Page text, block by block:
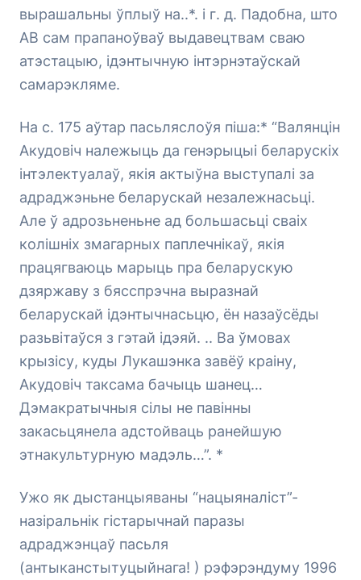
вырашальны ўплыў на..*. і г. д. Падобна, што
АВ сам прапаноўваў выдавецтвам сваю
атэстацыю, ідэнтычную інтэрнэтаўскай
самарэкляме.
На с. 175 аўтар пасьляслоўя піша:* “Валянцін
Акудовіч належыць да генэрыцыі беларускіх
інтэлектуалаў, якія актыўна выступалі за
адраджэньне беларускай незалежнасьці.
Але ў адрозьненьне ад большасьці сваіх
колішніх змагарных паплечнікаў, якія
працягваюць марыць пра беларускую
дзяржаву з бясспрэчна выразнай
беларускай ідэнтычнасьцю, ён назаўсёды
разьвітаўся з гэтай ідэяй. .. Ва ўмовах
крызісу, куды Лукашэнка завёў краіну,
Акудовіч таксама бачыць шанец…
Дэмакратычныя сілы не павінны
закасьцянела адстойваць ранейшую
этнакультурную мадэль…”. *
Ужо як дыстанцыяваны “нацыяналіст”-
назіральнік гістарычнай паразы
адраджэнцаў пасьля
(антыканстытуцыйнага! ) рэфэрэндуму 1996